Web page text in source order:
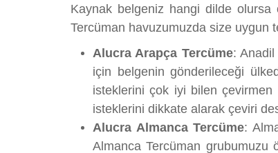
Kaynak belgeniz hangi dilde olursa
Tercüman havuzumuzda size uygun
Alucra Arapça Tercüme: Anadil
için belgenin gönderileceği
isteklerini çok iyi bilen çevirmen
isteklerini dikkate alarak çeviri
Alucra Almanca Tercüme:
Almanca Tercüman grubumuzu